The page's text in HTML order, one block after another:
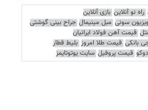
راه نو آنلاین بازی آنلاین
سونی مبل مینیمال جراح بینی گوشتی
قیمت آهن فولاد ایرانیان
بانکی قیمت طلا امروز بلیط قطار
قیمت پروفیل سایت یوتوتایمز